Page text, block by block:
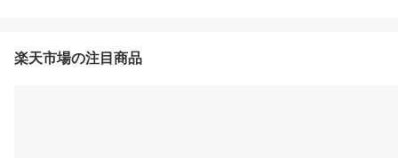
楽天市場の注目商品